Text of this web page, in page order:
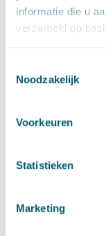
informatie die u
verzameld op
Noodzakelijk
Voorkeuren
Statistieken
Marketing